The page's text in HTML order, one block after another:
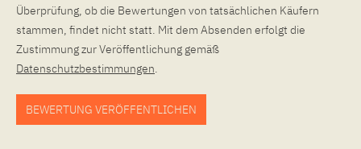
Überprüfung, ob die Bewertungen von tatsächlichen Käufern
stammen, findet nicht statt. Mit dem Absenden erfolgt die
Zustimmung zur Veröffentlichung gemäß
Datenschutzbestimmungen.
BEWERTUNG VERÖFFENTLICHEN